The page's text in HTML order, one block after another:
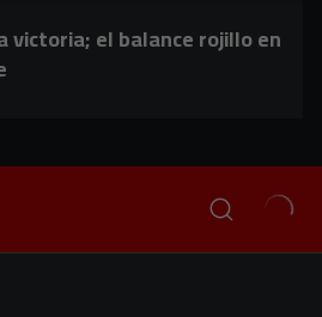
victoria; el balance rojillo en